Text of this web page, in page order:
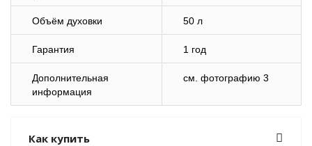
Объём духовки 50 л
Гарантия 1 год
Дополнительная
информация
cм. фотографию 3
Как купить